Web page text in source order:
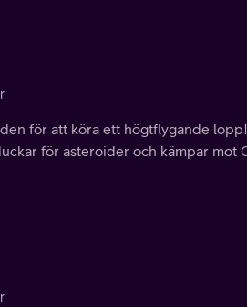
för att köra ett högtflygande
för asteroider och kämpar mot